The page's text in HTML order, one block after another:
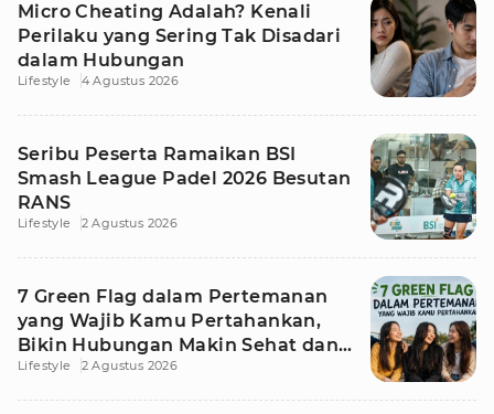
Micro Cheating Adalah? Kenali
Perilaku yang Sering Tak Disadari
dalam Hubungan
Lifestyle 4 Agustus 2026
Seribu Peserta Ramaikan BSI
Smash League Padel 2026 Besutan
RANS
Lifestyle 2 Agustus 2026
7 Green Flag dalam Pertemanan
yang Wajib Kamu Pertahankan,
Bikin Hubungan Makin Sehat dan
Awet
Lifestyle 2 Agustus 2026